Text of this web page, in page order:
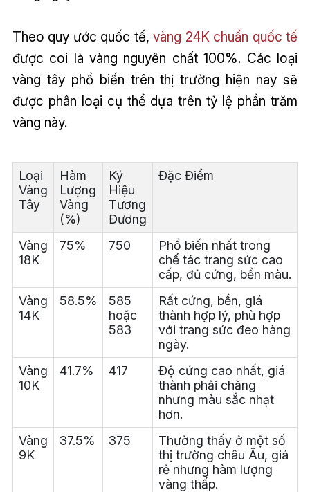
Theo quy ước quốc tế,vàng 24K chuẩn quốc tế
được coi là vàng nguyên chất 100%. Các loại
vàng tây phổ biến trên thị trường hiện nay sẽ
được phân loại cụ thể dựa trên tỷ lệ phần trăm
vàng này.
Loại
Vàng
Tây
Hàm
Lượng
Vàng
(%)
Ký
Hiệu
Tương
Đương
Đặc Điểm
Vàng
18K
75% 750
Phổ biến nhất trong
chế tác trang sức cao
cấp, đủ cứng, bền màu.
Vàng
14K
58.5%
585
hoặc
583
Rất cứng, bền, giá
thành hợp lý, phù hợp
với trang sức đeo hàng
ngày.
Vàng
10K
41.7% 417
Độ cứng cao nhất, giá
thành phải chăng
nhưng màu sắc nhạt
hơn.
Vàng
9K
37.5% 375
Thường thấy ở một số
thị trường châu Âu, giá
rẻ nhưng hàm lượng
vàng thấp.